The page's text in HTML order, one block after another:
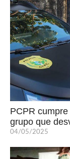
PCPR
grupo que
04/05/2025